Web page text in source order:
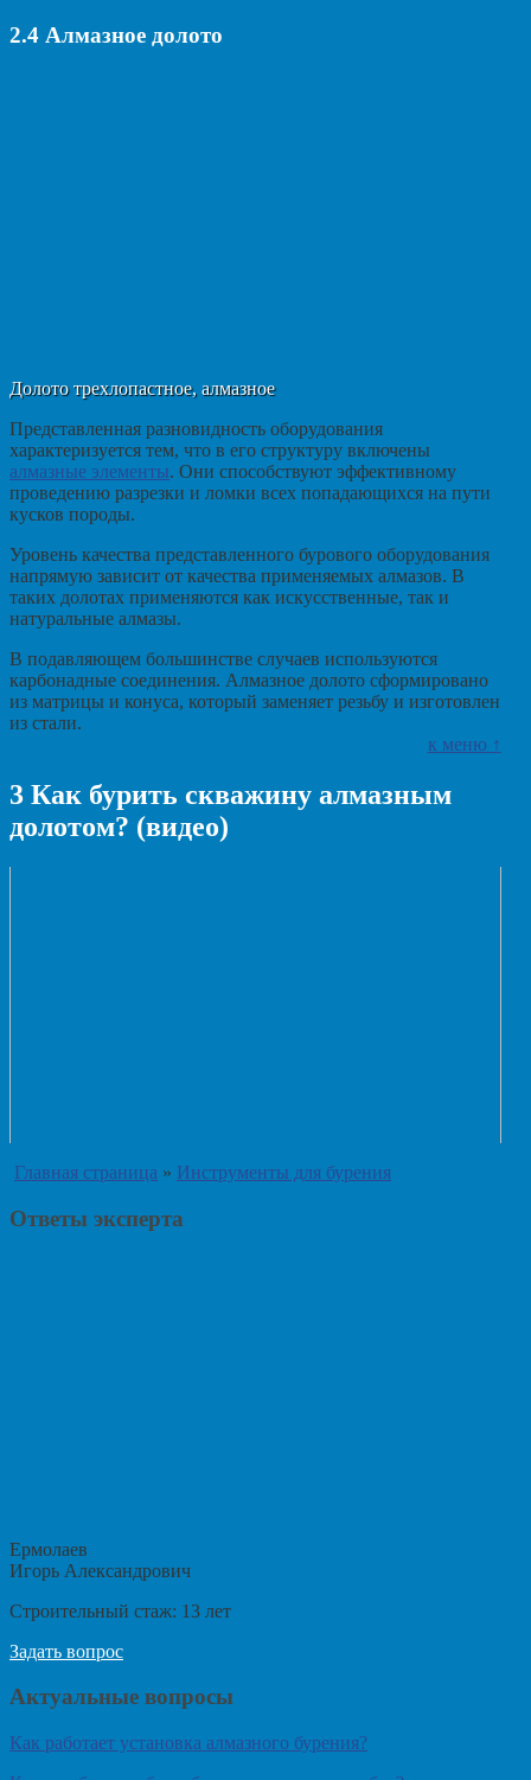
2.4 Алмазное долото
Долото трехлопастное, алмазное
Представленная разновидность оборудования
характеризуется тем, что в его структуру включены
алмазные элементы. Они способствуют эффективному
проведению разрезки и ломки всех попадающихся на пути
кусков породы.
Уровень качества представленного бурового оборудования
напрямую зависит от качества применяемых алмазов. В
таких долотах применяются как искусственные, так и
натуральные алмазы.
В подавляющем большинстве случаев используются
карбонадные соединения. Алмазное долото сформировано
из матрицы и конуса, который заменяет резьбу и изготовлен
из стали.
к меню ↑
3 Как бурить скважину алмазным
долотом? (видео)
Главная страница » Инструменты для бурения
Ответы эксперта
Ермолаев
Игорь Александрович
Строительный стаж: 13 лет
Задать вопрос
Актуальные вопросы
Как работает установка алмазного бурения?